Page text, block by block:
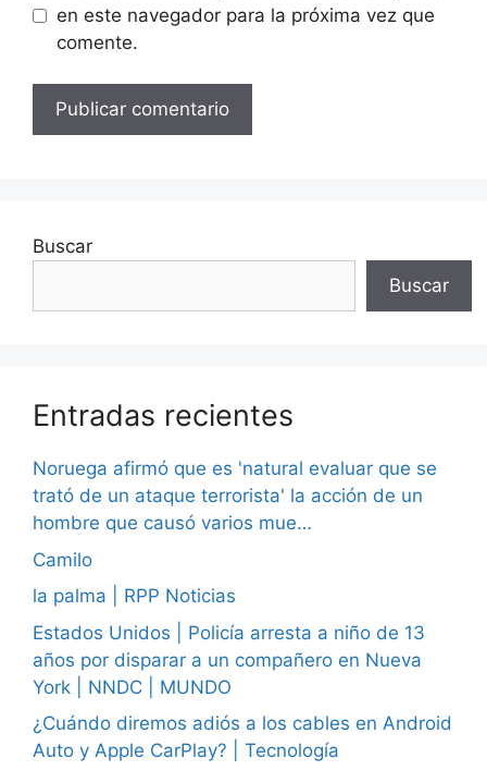
en este navegador para la próxima vez que
comente.
Buscar
Buscar
Entradas recientes
Noruega afirmó que es 'natural evaluar que se
trató de un ataque terrorista' la acción de un
hombre que causó varios mue…
Camilo
la palma | RPP Noticias
Estados Unidos | Policía arresta a niño de 13
años por disparar a un compañero en Nueva
York | NNDC | MUNDO
¿Cuándo diremos adiós a los cables en Android
Auto y Apple CarPlay? | Tecnología